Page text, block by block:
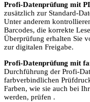
Profi-Datenprüfung mit
zusätzlich zur Standard-
Unter anderem
Barcodes, die korrekte
Überprüfung erhalten Sie
zur digitalen Freigabe.
Profi-Datenprüfung mit
Durchführung der Profi-
farbverbindlichen
Farben, wie sie auch bei
werden, prüfen .